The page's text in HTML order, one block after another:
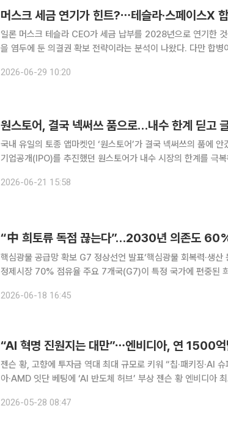
일론 머스크 테슬라 CEO가 세금 납부를 2028년으로 연기한
을 염두에 둔 의결권 확보 전략이라는 분석이 나왔다. 다만 합
개된 이투데이TV 유튜브 채널 '찐코노미'(연출 이은지)에 출
2026-06-29 10:20
원스토어, 결국 넥써쓰 품으로…내수 한계 딛고
국내 유일의 토종 앱마켓인 ‘원스토어’가 결국 넥써쓰의 품에 안
기업공개(IPO)를 추진했던 원스토어가 내수 시장의 한계를 극
마켓 시장에서 원스토어를 단순한 애플리케이션(앱) 유통 창구
2026-06-21 15:58
핵심광물 공급망 확보 G7 정상선언 발표‘핵심광물 회복력·생산
정제시장 70% 점유율 주요 7개국(G7)이 특정 국가에 편중된
(현지시간) 블룸버그통신에 따르면 G7 정상들은 프랑스 에비앙레
2026-06-18 16:45
“AI 혁명 진원지는 대만”⋯엔비디아, 연 1500억
젠슨 황, 고향에 투자금 역대 최대 규모로 키워 “칩·패키징·AI
아·AMD 잇단 베팅에 ‘AI 반도체 허브’ 부상 젠슨 황 엔비디아 최고경영자(CEO)가 고향인 대만을
27일(현지시간) CNBC에 따르면 황 CE
2026-05-28 08:47